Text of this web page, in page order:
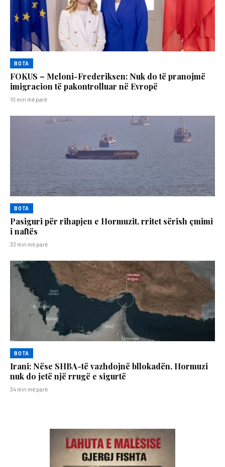
BOTA
FOKUS – Meloni-Frederiksen: Nuk do të pranojmë
imigracion të pakontrolluar në Evropë
10 min më parë
BOTA
Pasiguri për rihapjen e Hormuzit, rritet sërish çmimi
i naftës
33 min më parë
BOTA
Irani: Nëse SHBA-të vazhdojnë bllokadën, Hormuzi
nuk do jetë një rrugë e sigurtë
34 min më parë